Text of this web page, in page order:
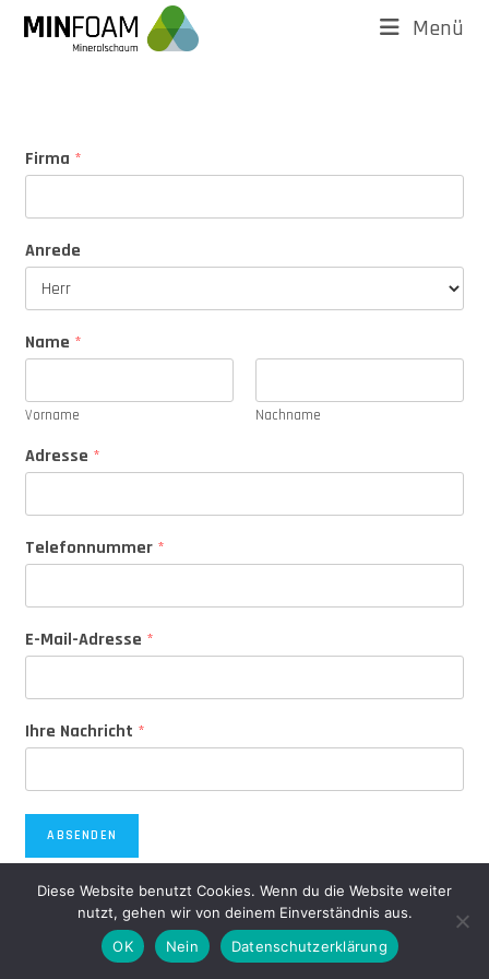
Menü
Firma *
Anrede
Name *
Vorname Nachname
Adresse *
Telefonnummer *
E-Mail-Adresse *
Ihre Nachricht *
ABSENDEN
Diese Website benutzt Cookies. Wenn du die Website weiter
nutzt, gehen wir von deinem Einverständnis aus.
OK
Nein Datenschutzerklärung